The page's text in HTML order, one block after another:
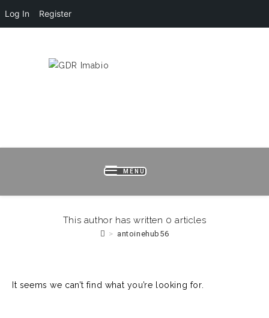
Log In Register
MENU
This author has written 0 articles
> antoinehub56
It seems we can’t find what you’re looking for.